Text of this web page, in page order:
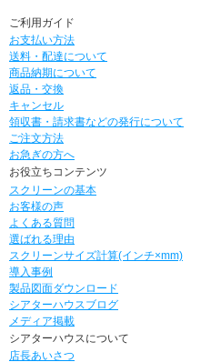
ご利用ガイド
お支払い方法
送料・配達について
商品納期について
返品・交換
キャンセル
領収書・請求書などの発行について
ご注文方法
お急ぎの方へ
お役立ちコンテンツ
スクリーンの基本
お客様の声
よくある質問
選ばれる理由
スクリーンサイズ計算(インチ×mm)
導入事例
製品図面ダウンロード
シアターハウスブログ
メディア掲載
シアターハウスについて
店長あいさつ